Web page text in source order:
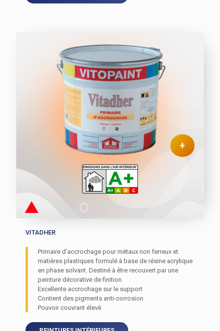
+
VITADHER
Primaire d’accrochage pour métaux non ferreux et
matières plastiques formulé à base de résine acrylique
en phase solvant. Destiné à être recouvert par une
peinture décorative de finition
Excellente accrochage sur le support
Contient des pigments anti-corrosion
Pouvoir couvrant élevé